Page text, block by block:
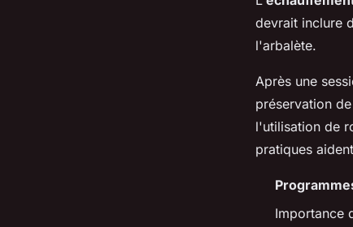
devrait inclure
l'arbalète.
Après une
préservation
l'utilisation de
pratiques
Importance